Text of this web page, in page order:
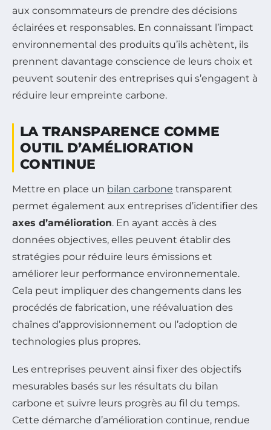
aux consommateurs de prendre des décisions
éclairées et responsables. En connaissant l’impact
environnemental des produits qu’ils achètent, ils
prennent davantage conscience de leurs choix et
peuvent soutenir des entreprises qui s’engagent à
réduire leur empreinte carbone.
LA TRANSPARENCE COMME
OUTIL D’AMÉLIORATION
CONTINUE
Mettre en place un bilan carbone transparent
permet également aux entreprises d’identifier des
axes d’amélioration. En ayant accès à des
données objectives, elles peuvent établir des
stratégies pour réduire leurs émissions et
améliorer leur performance environnementale.
Cela peut impliquer des changements dans les
procédés de fabrication, une réévaluation des
chaînes d’approvisionnement ou l’adoption de
technologies plus propres.
Les entreprises peuvent ainsi fixer des objectifs
mesurables basés sur les résultats du bilan
carbone et suivre leurs progrès au fil du temps.
Cette démarche d’amélioration continue, rendue